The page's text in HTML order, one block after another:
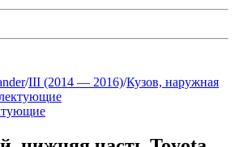
/III (2014 — 2016)/Кузов, наружная